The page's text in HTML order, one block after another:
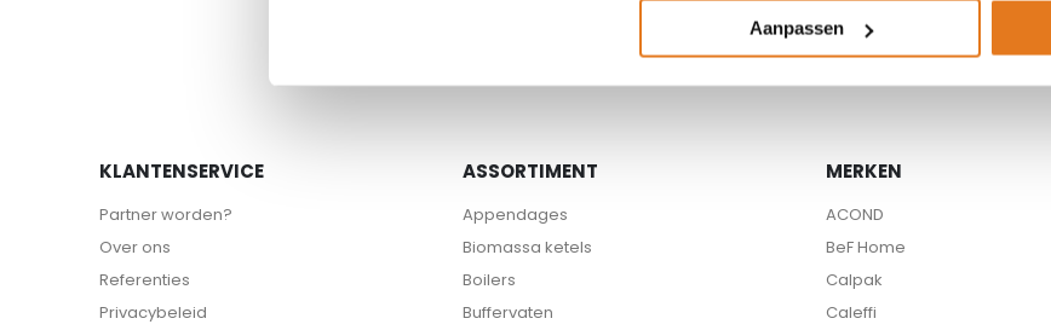
Aanpassen
KLANTENSERVICE
Partner worden?
Over ons
Referenties
Privacybeleid
ASSORTIMENT
Appendages
Biomassa ketels
Boilers
Buffervaten
MERKEN
ACOND
BeF Home
Calpak
Caleffi